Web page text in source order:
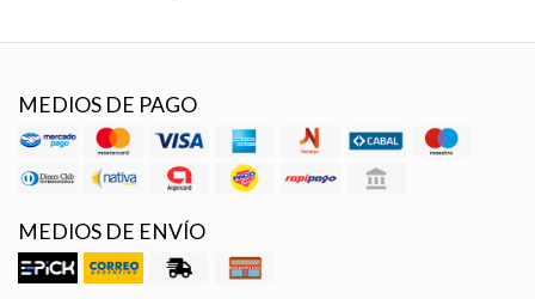
MEDIOS DE PAGO
MEDIOS DE ENVÍO